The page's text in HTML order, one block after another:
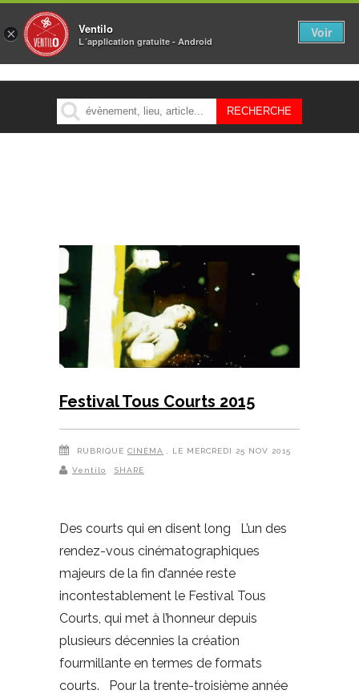
MENU
Festival Tous Courts 2015
RUBRIQUE CINÉMA , LE MERCREDI 25 NOV 2015
Ventilo SHARE
Des courts qui en disent long L’un des
rendez-vous cinématographiques
majeurs de la fin d’année reste
incontestablement le Festival Tous
Courts, qui met à l’honneur depuis
plusieurs décennies la création
fourmillante en termes de formats
courts. Pour la trente-troisième année
× Ventilo
L´application gratuite - Android
Voir